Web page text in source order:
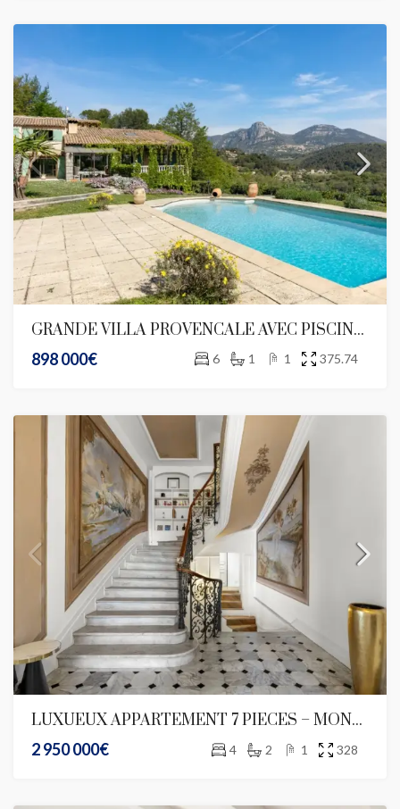
GRANDE VILLA PROVENCALE AVEC PISCINE ET VUES PANORAMIQUES
898 000€
6 1 1 375.74
LUXUEUX APPARTEMENT 7 PIECES – MONT BORON VUE MER
2 950 000€
4 2 1 328